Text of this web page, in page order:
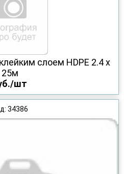
слоем HDPE 2.4 х
25м
шт
34386